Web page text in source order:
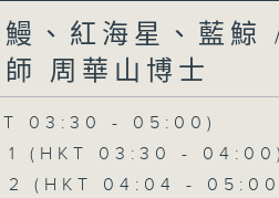
、紅海星、藍
周華山博士
03:30 - 05:00)
1 (HKT 03:30 - 04:00)
2 (HKT 04:04 -